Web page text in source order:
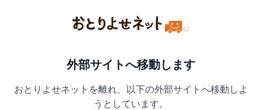
外部サイトへ移動します
おとりよせネットを離れ、以下の外部サイトへ移動しよ
うとしています。